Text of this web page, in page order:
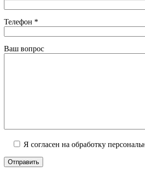
Телефон *
Ваш вопрос
Я согласен на обработку